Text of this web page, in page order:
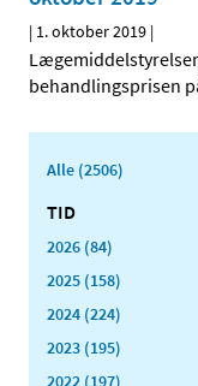
| 1. oktober 2019 |
behandlingsprisen
Alle (2506)
TID
2026 (84)
2025 (158)
2024 (224)
2023 (195)
2022 (197)